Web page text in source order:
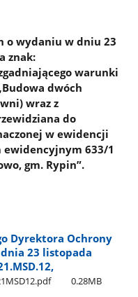
o wydaniu w dniu 23
znak:
warunki
dwóch
wraz z
do
w ewidencji
633/1
gm. Rypin”.
Dyrektora Ochrony
dnia 23 listopada
0.28MB